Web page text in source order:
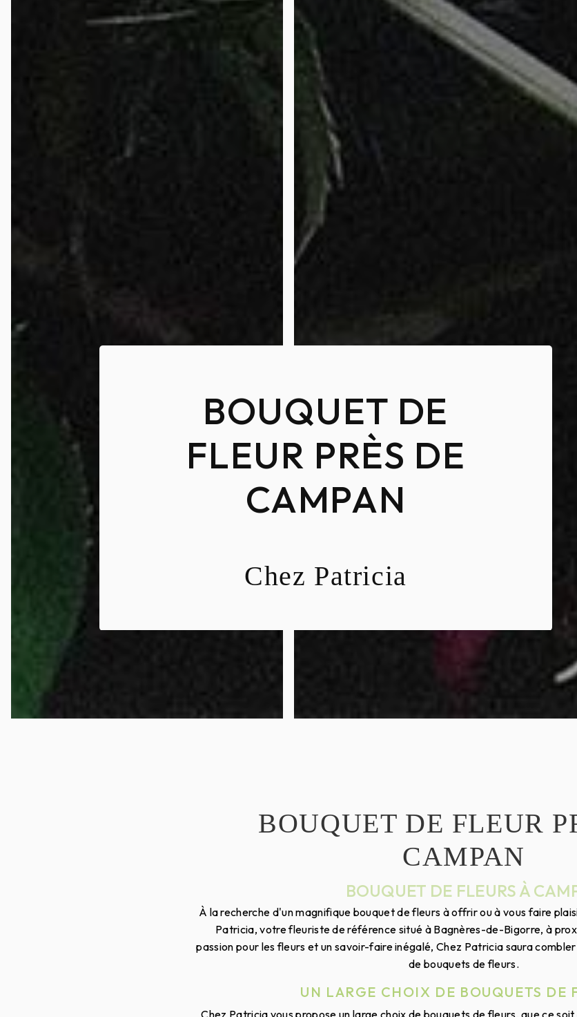
BOUQUET DE
FLEUR PRÈS DE
CAMPAN
Chez Patricia
BOUQUET DE FLEUR
CAMPAN
BOUQUET DE FLEURS À
À la recherche d'un magnifique bouquet de fleurs à offrir ou à vous faire
Patricia, votre fleuriste de référence situé à Bagnères-de-Bigorre, à
passion pour les fleurs et un savoir-faire inégalé, Chez Patricia saura
de bouquets de fleurs.
UN LARGE CHOIX DE BOUQUETS DE
Chez Patricia vous propose un large choix de bouquets de fleurs, que ce